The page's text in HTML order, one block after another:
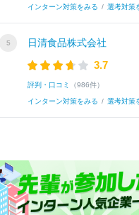
インターン対策をみる / 選考対策
日清食品株式会社
3.7
評判・口コミ （986件）
インターン対策をみる / 選考対策